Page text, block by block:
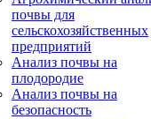
почвы для
сельскохозяйственных
предприятий
Анализ почвы на
плодородие
Анализ почвы на
безопасность